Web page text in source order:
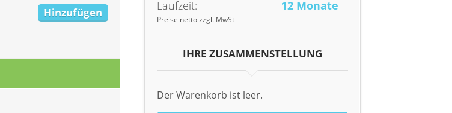
Hinzufügen
Laufzeit:
12 Monate
Preise netto zzgl. MwSt
IHRE ZUSAMMENSTELLUNG
Der Warenkorb ist leer.